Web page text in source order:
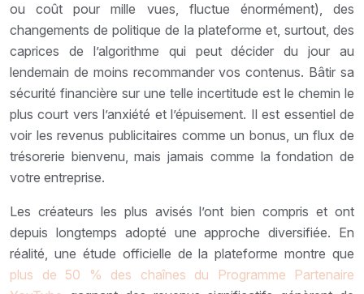
ou coût pour mille vues, fluctue énormément), des
changements de politique de la plateforme et, surtout, des
caprices de l’algorithme qui peut décider du jour au
lendemain de moins recommander vos contenus. Bâtir sa
sécurité financière sur une telle incertitude est le chemin le
plus court vers l’anxiété et l’épuisement. Il est essentiel de
voir les revenus publicitaires comme un bonus, un flux de
trésorerie bienvenu, mais jamais comme la fondation de
votre entreprise.
Les créateurs les plus avisés l’ont bien compris et ont
depuis longtemps adopté une approche diversifiée. En
réalité, une étude officielle de la plateforme montre que
plus de 50 % des chaînes du Programme Partenaire